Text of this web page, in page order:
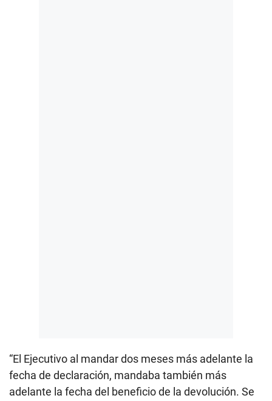
“El Ejecutivo al mandar dos meses más adelante la
fecha de declaración, mandaba también más
adelante la fecha del beneficio de la devolución. Se